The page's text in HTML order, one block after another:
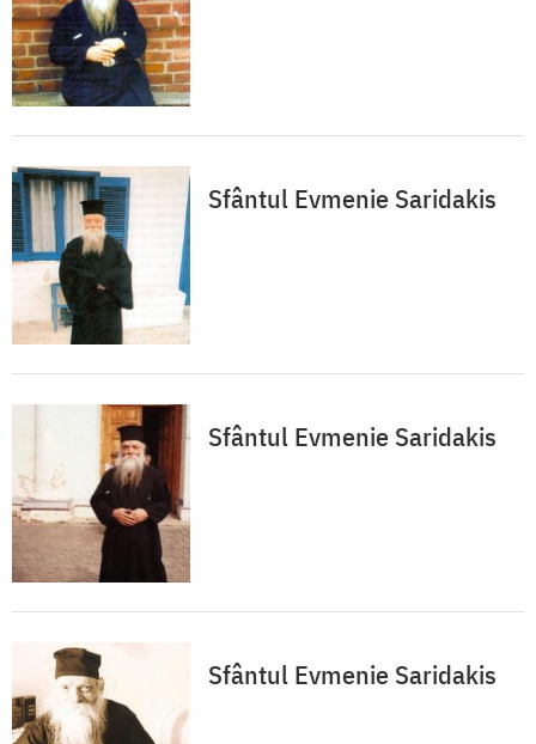
Sfântul Evmenie Saridakis
Sfântul Evmenie Saridakis
Sfântul Evmenie Saridakis